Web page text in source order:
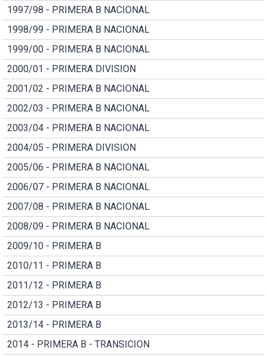
1997/98 - PRIMERA B NACIONAL
1998/99 - PRIMERA B NACIONAL
1999/00 - PRIMERA B NACIONAL
2000/01 - PRIMERA DIVISION
2001/02 - PRIMERA B NACIONAL
2002/03 - PRIMERA B NACIONAL
2003/04 - PRIMERA B NACIONAL
2004/05 - PRIMERA DIVISION
2005/06 - PRIMERA B NACIONAL
2006/07 - PRIMERA B NACIONAL
2007/08 - PRIMERA B NACIONAL
2008/09 - PRIMERA B NACIONAL
2009/10 - PRIMERA B
2010/11 - PRIMERA B
2011/12 - PRIMERA B
2012/13 - PRIMERA B
2013/14 - PRIMERA B
2014 - PRIMERA B - TRANSICION